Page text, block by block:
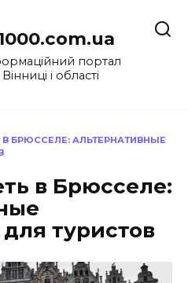
портал
Вінниці і області
БРЮССЕЛЕ: АЛЬТЕРНАТИВНЫЕ
в Брюсселе:
туристов